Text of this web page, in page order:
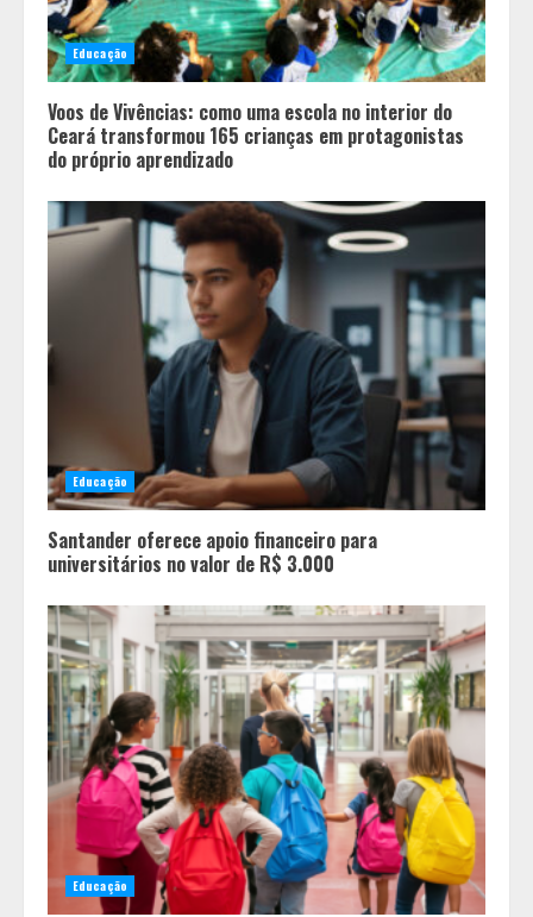
Educação
Voos de Vivências: como uma escola no interior do
Ceará transformou 165 crianças em protagonistas
do próprio aprendizado
Educação
Santander oferece apoio financeiro para
universitários no valor de R$ 3.000
Educação
2
Dia dos Pais: Promoções, brindes e
experiências especiais
movimentam os shoppings de Belo
Horizonte